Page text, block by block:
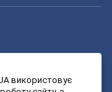
використовує